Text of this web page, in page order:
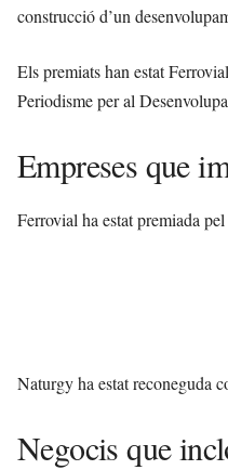
construcció d’un
Els premiats han estat
Periodisme per al
Empreses que
Ferrovial ha estat premiada
Naturgy ha estat reconeguda
Negocis que